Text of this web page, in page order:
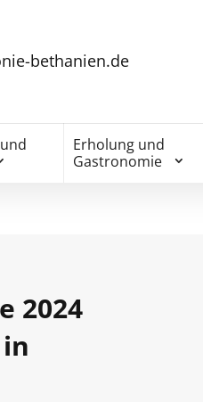
bethanien.de
Erholung und
Gastronomie
2024